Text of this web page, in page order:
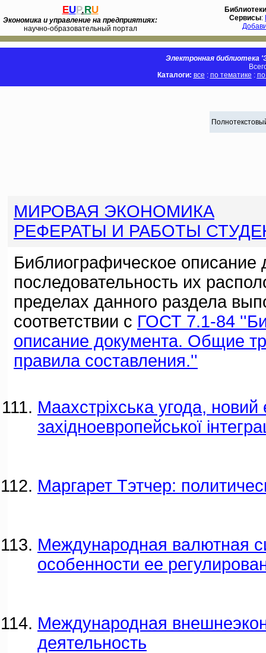
EUP.RU
Экономика и управление на предприятиях:
научно-образовательный портал
Библиотеки
Сервисы:
Электронная библиотека
Каталоги: все : по тематике :
МИРОВАЯ ЭКОНОМИКА
РЕФЕРАТЫ И РАБОТЫ
Библиографическое описание
последовательность их
пределах данного раздела
соответствии с ГОСТ 7.1-84
описание документа. Общие
правила составления.''
Маахстріхська угода, новий
західноевропейської
Маргарет Тэтчер:
Международная валютная
особенности ее
Международная
деятельность